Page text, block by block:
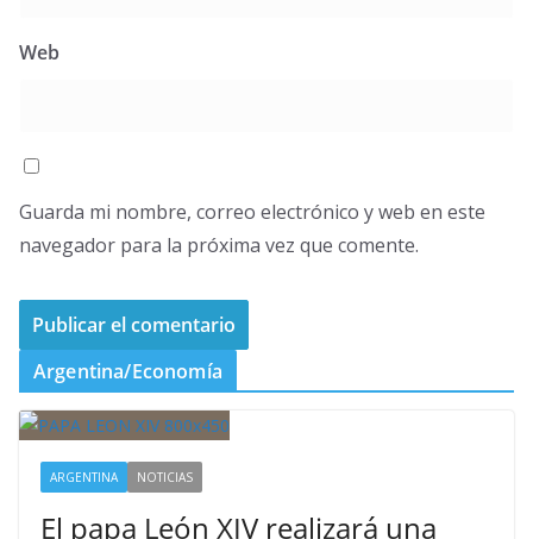
Web
Guarda mi nombre, correo electrónico y web en este
navegador para la próxima vez que comente.
Argentina/Economía
ARGENTINA NOTICIAS
El papa León XIV realizará una